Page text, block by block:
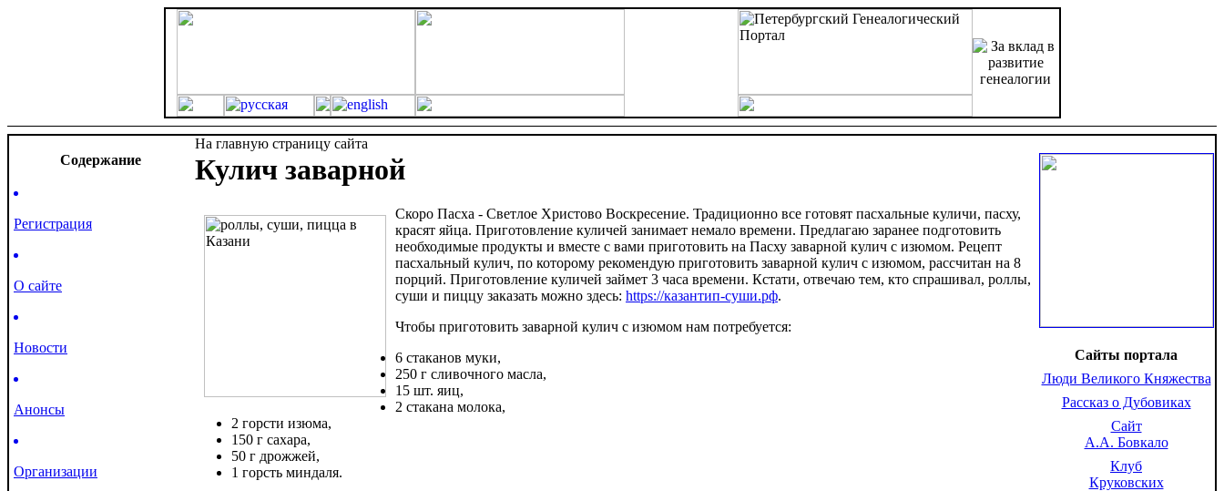
Cодержание
Регистрация
О сайте
Новости
Анонсы
Организации
На главную страницу сайта
Кулич заварной
Скоро Пасха - Светлое Христово Воскресение. Традиционно все готовят пасхальные куличи, пасху,
красят яйца. Приготовление куличей занимает немало времени. Предлагаю заранее подготовить
необходимые продукты и вместе с вами приготовить на Пасху заварной кулич с изюмом. Рецепт
пасхальный кулич, по которому рекомендую приготовить заварной кулич с изюмом, рассчитан на 8
порций. Приготовление куличей займет 3 часа времени. Кстати, отвечаю тем, кто спрашивал, роллы,
суши и пиццу заказать можно здесь: https://казантип-суши.рф.
Чтобы приготовить заварной кулич с изюмом нам потребуется:
6 стаканов муки,
250 г сливочного масла,
15 шт. яиц,
2 стакана молока,
2 горсти изюма,
150 г сахара,
50 г дрожжей,
1 горсть миндаля.
Сайты портала
Люди Великого Княжества
Рассказ о Дубовиках
Сайт
А.А. Бовкало
Клуб
Круковских